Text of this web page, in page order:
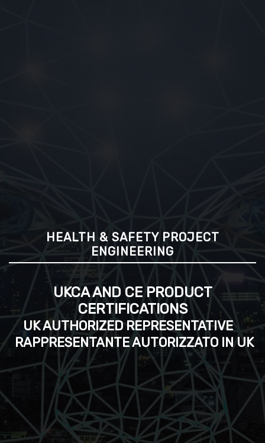
HEALTH & SAFETY PROJECT
ENGINEERING
UKCA AND CE PRODUCT
CERTIFICATIONS
UK AUTHORIZED REPRESENTATIVE
RAPPRESENTANTE AUTORIZZATO IN UK